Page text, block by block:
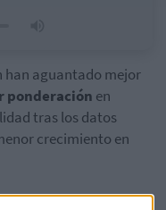
han aguantado mejor
ponderación en
tras los datos
crecimiento en
el tercer trimestre